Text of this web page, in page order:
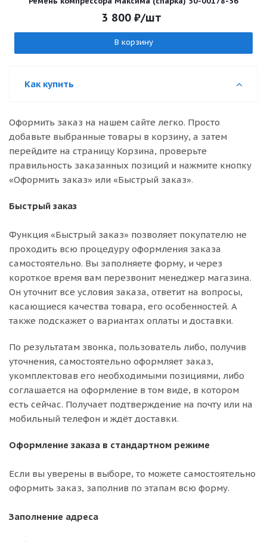
3 800₽/шт
В корзину
Как купить
Оформить заказ на нашем сайте легко. Просто
добавьте выбранные товары в корзину, а затем
перейдите на страницу Корзина, проверьте
правильность заказанных позиций и нажмите кнопку
«Оформить заказ» или «Быстрый заказ».
Быстрый заказ
Функция «Быстрый заказ» позволяет покупателю не
проходить всю процедуру оформления заказа
самостоятельно. Вы заполняете форму, и через
короткое время вам перезвонит менеджер магазина.
Он уточнит все условия заказа, ответит на вопросы,
касающиеся качества товара, его особенностей. А
также подскажет о вариантах оплаты и доставки.
По результатам звонка, пользователь либо, получив
уточнения, самостоятельно оформляет заказ,
укомплектовав его необходимыми позициями, либо
соглашается на оформление в том виде, в котором
есть сейчас. Получает подтверждение на почту или на
мобильный телефон и ждёт доставки.
Оформление заказа в стандартном режиме
Если вы уверены в выборе, то можете самостоятельно
оформить заказ, заполнив по этапам всю форму.
Заполнение адреса